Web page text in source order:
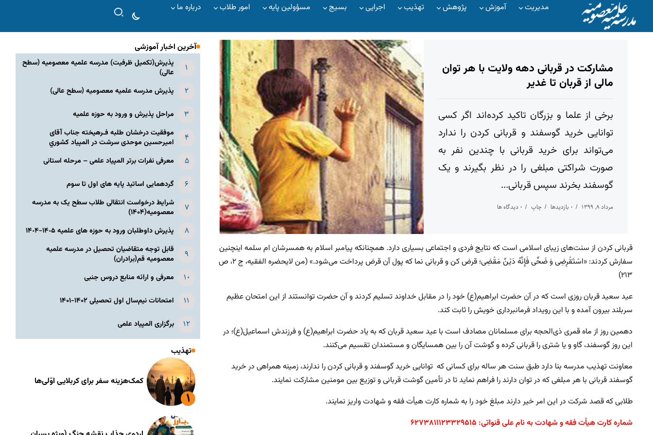
مدیریت آموزش پژوهش تهذیب اجرایی بسیج مسؤولین پایه امور طلاب درباره ما
مشارکت در قربانی دهه ولایت با هر توان
مالی از قربان تا غدیر
برخی از علما و بزرگان تاکید کرده‌اند اگر کسی
توانایی خرید گوسفند و قربانی کردن را ندارد
می‌تواند برای خرید قربانی با چندین نفر به
صورت شراکتی مبلغی را در نظر بگیرند و یک
گوسفند بخرند سپس قربانی...
مرداد ۸, ۱۳۹۹ ۰ بازدیدها چاپ ۰ دیدگاه ها
قربانی کردن از سنت‌های زیبای اسلامی است که نتایج فردی و اجتماعی بسیاری دارد. همچنانکه پیامبر اسلام به همسرشان ام سلمه اینچنین
سفارش کردند: «اسْتَقْرِضِی وَ ضَحِّی فَإِنَّهُ دَیْنٌ مَقْضِی‏؛ قرض کن و قربانی نما که پول آن قرض پرداخت می‌شود.» (من لایحضره الفقیه، ج ۲، ص
۲۱۳)
عید سعید قربان روزی است که در آن حضرت ابراهیم(ع) خود را در مقابل خداوند تسلیم کردند و آن حضرت توانستند از این امتحان عظیم
سربلند بیرون آمده و با این رویداد فرمانبرداری خویش را ثابت کند.
دهمین روز از ماه قمری ذ‌ی‌الحجه برای مسلمانان مصادف است با عید سعید قربان که به یاد حضرت ابراهیم(ع) و فرزندش اسماعیل(ع)؛ در
این روز گوسفند، گاو و یا شتری را قربانی کرده و گوشت آن را بین همسایگان و مستمندان تقسیم می‌کنند.
معاونت تهذیب مدرسه بنا دارد طبق سنت هر ساله برای کسانی که توانایی خرید گوسفند و قربانی کردن را ندارند، زمینه همراهی در خرید
گوسفند قربانی با هر مبلغی که در توان دارند را فراهم نماید تا در تأمین گوشت قربانی و توزیع بین مومنین مشارکت نمایند.
طلابی که قصد شرکت در این امر خیر دارند مبلغ خود را به شماره کارت هیأت فقه و شهادت واریز نمایند.
شماره کارت هیأت فقه و شهادت به نام علی قنواتی: ۶۲۷۳۸۱۱۱۲۳۳۲۹۵۱۵
آخرین اخبار آموزشی
پذیرش(تکمیل ظرفیت) مدرسه علمیه معصومیه‌ (سطح
عالی)
پذیرش مدرسه علمیه معصومیه‌ (سطح عالی)
مراحل پذیرش و ورود به حوزه علمیه
موفقیت درخشان طلبه فـرهیخته جناب آقای
امیرحسین موحدی سرشت در المپياد كشوري
معرفی نفرات برتر المپیاد علمی – مرحله استانی
گردهمایی اساتید پایه های اول تا سوم
شرایط درخواست انتقالی طلاب سطح یک به مدرسه
معصومیه(۱۴۰۴)
پذیرش داوطلبان ورود به حوزه های علمیه ١۴٠۵-١۴٠۴
قابل توجه متقاضیان تحصیل در مدرسه علمیه
معصومیه قم(برادران)
معرفی و ارائه منابع دروس جنبی
امتحانات نیم‌سال اول تحصیلی ۱۴۰۲-۱۴۰۱
برگزاری المپیاد علمی
تهذیب
کمک‌هزینه سفر برای کربلایی اوّلی‌ها